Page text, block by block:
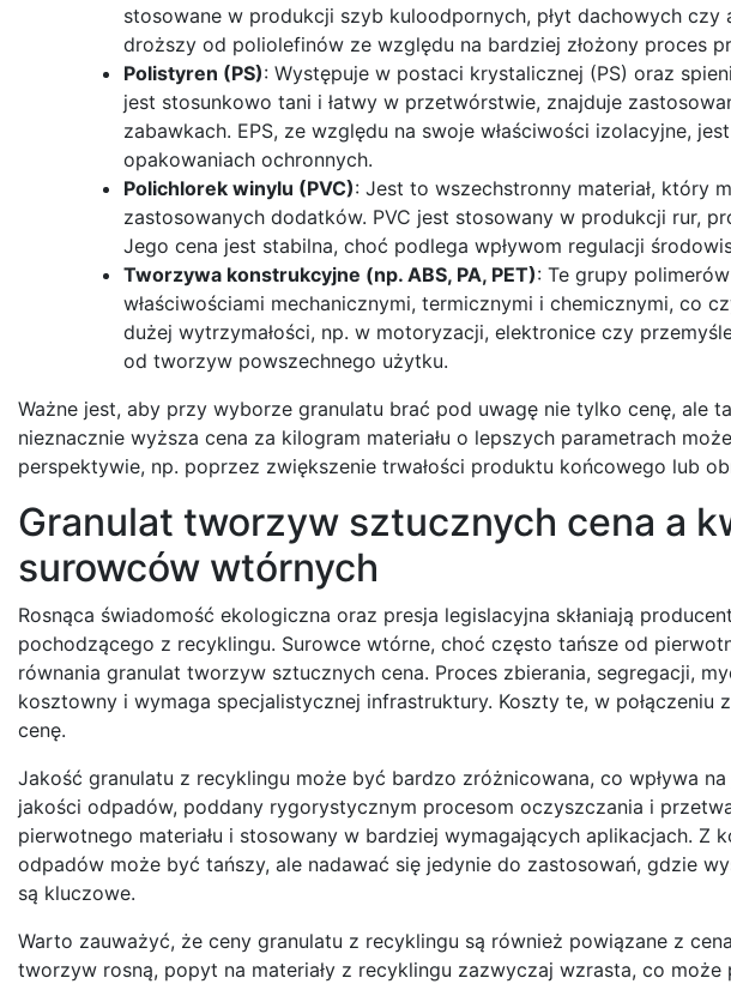
stosowane w produkcji szyb kuloodpornych, płyt dachowych
droższy od poliolefinów ze względu na bardziej złożony proces
Polistyren (PS): Występuje w postaci krystalicznej (PS) oraz
jest stosunkowo tani i łatwy w przetwórstwie, znajduje
zabawkach. EPS, ze względu na swoje właściwości izolacyjne,
opakowaniach ochronnych.
Polichlorek winylu (PVC): Jest to wszechstronny materiał, który
zastosowanych dodatków. PVC jest stosowany w produkcji rur,
Jego cena jest stabilna, choć podlega wpływom regulacji
Tworzywa konstrukcyjne (np. ABS, PA, PET): Te grupy
właściwościami mechanicznymi, termicznymi i chemicznymi, co
dużej wytrzymałości, np. w motoryzacji, elektronice czy
od tworzyw powszechnego użytku.
Ważne jest, aby przy wyborze granulatu brać pod uwagę nie tylko cenę, ale
nieznacznie wyższa cena za kilogram materiału o lepszych parametrach
perspektywie, np. poprzez zwiększenie trwałości produktu końcowego lub
Granulat tworzyw sztucznych cena a
surowców wtórnych
Rosnąca świadomość ekologiczna oraz presja legislacyjna skłaniają
pochodzącego z recyklingu. Surowce wtórne, choć często tańsze od
równania granulat tworzyw sztucznych cena. Proces zbierania, segregacji,
kosztowny i wymaga specjalistycznej infrastruktury. Koszty te, w połączeniu
cenę.
Jakość granulatu z recyklingu może być bardzo zróżnicowana, co wpływa
jakości odpadów, poddany rygorystycznym procesom oczyszczania i
pierwotnego materiału i stosowany w bardziej wymagających aplikacjach. Z
odpadów może być tańszy, ale nadawać się jedynie do zastosowań, gdzie
są kluczowe.
Warto zauważyć, że ceny granulatu z recyklingu są również powiązane z
tworzyw rosną, popyt na materiały z recyklingu zazwyczaj wzrasta, co